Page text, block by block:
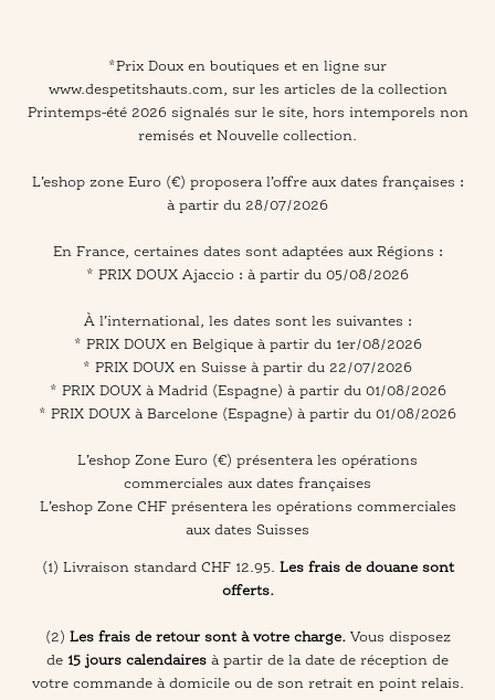
*Prix Doux en boutiques et en ligne sur
www.despetitshauts.com , sur les articles de la collection
Printemps-été 2026 signalés sur le site, hors intemporels non
remisés et Nouvelle collection.
L’eshop zone Euro (€) proposera l’offre aux dates françaises :
à partir du 28/07/2026
En France, certaines dates sont adaptées aux Régions :
* PRIX DOUX Ajaccio : à partir du 05/08/2026
À l’international, les dates sont les suivantes :
* PRIX DOUX en Belgique à partir du 1er/08/2026
* PRIX DOUX en Suisse à partir du 22/07/2026
* PRIX DOUX à Madrid (Espagne) à partir du 01/08/2026
* PRIX DOUX à Barcelone (Espagne) à partir du 01/08/2026
L’eshop Zone Euro (€) présentera les opérations
commerciales aux dates françaises
L’eshop Zone CHF présentera les opérations commerciales
aux dates Suisses
(1) Livraison standard CHF 12.95. Les frais de douane sont
offerts.
(2) Les frais de retour sont à votre charge. Vous disposez
de 15 jours calendaires à partir de la date de réception de
votre commande à domicile ou de son retrait en point relais.